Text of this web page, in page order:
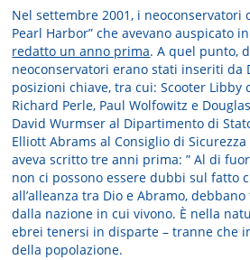
Nel settembre 2001, i neoconservatori
Pearl Harbor” che avevano auspicato
redatto un anno prima. A quel punto,
neoconservatori erano stati inseriti da
posizioni chiave, tra cui: Scooter Libby
Richard Perle, Paul Wolfowitz e
David Wurmser al Dipartimento di
Elliott Abrams al Consiglio di
aveva scritto tre anni prima: ” Al di
non ci possono essere dubbi sul fatto
all’alleanza tra Dio e Abramo,
dalla nazione in cui vivono. È nella
ebrei tenersi in disparte – tranne che
della popolazione.